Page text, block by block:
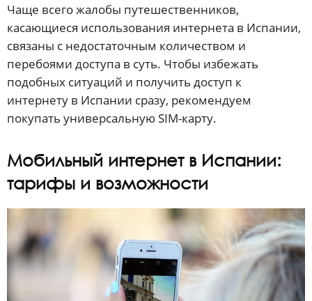
Чаще всего жалобы путешественников,
касающиеся использования интернета в Испании,
связаны с недостаточным количеством и
перебоями доступа в суть. Чтобы избежать
подобных ситуаций и получить доступ к
интернету в Испании сразу, рекомендуем
покупать универсальную SIM-карту.
Мобильный интернет в Испании:
тарифы и возможности